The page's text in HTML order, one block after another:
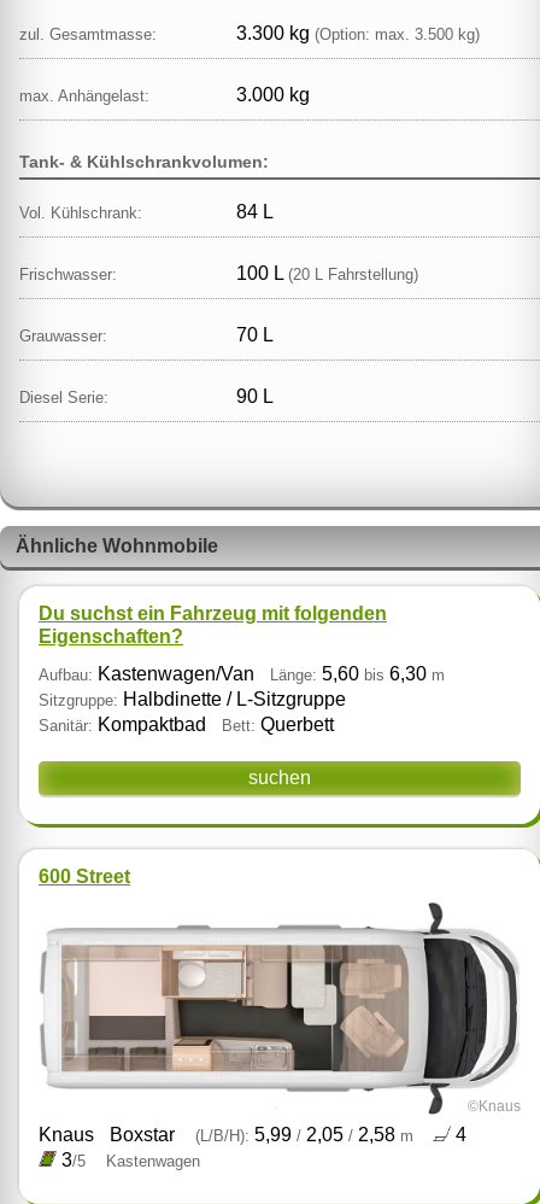
zul. Gesamtmasse: 3.300 kg (Option: max. 3.500 kg)
max. Anhängelast: 3.000 kg
Tank- & Kühlschrankvolumen:
Vol. Kühlschrank: 84 L
Frischwasser: 100 L (20 L Fahrstellung)
Grauwasser: 70 L
Diesel Serie: 90 L
Ähnliche Wohnmobile
Du suchst ein Fahrzeug mit folgenden
Eigenschaften?
Aufbau: Kastenwagen/Van Länge: 5,60 bis 6,30 m
Sitzgruppe: Halbdinette / L‑Sitzgruppe
Sanitär: Kompaktbad Bett: Querbett
suchen
600 Street
©Knaus
Knaus Boxstar (L/B/H): 5,99 /2,05 /2,58 m
4
3/5 Kastenwagen